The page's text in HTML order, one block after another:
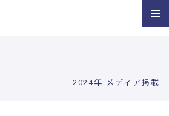
2024年 メディア掲載